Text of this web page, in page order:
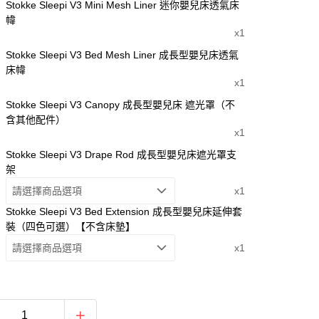
Stokke Sleepi V3 Mini Mesh Liner 迷你嬰兒床透氣床
幃
x1
Stokke Sleepi V3 Bed Mesh Liner 成長型嬰兒床透氣
床幃
x1
Stokke Sleepi V3 Canopy 成長型嬰兒床 遮光罩（不
含其他配件）
x1
Stokke Sleepi V3 Drape Rod 成長型嬰兒床遮光罩支
架
請選擇商品選項
x1
Stokke Sleepi V3 Bed Extension 成長型嬰兒床延伸套
裝（四色可選）【不含床墊】
請選擇商品選項
x1